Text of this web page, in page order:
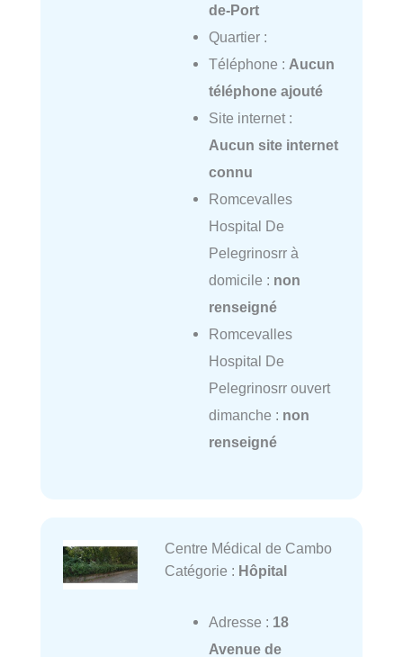
de-Port
Quartier :
Téléphone : Aucun
téléphone ajouté
Site internet :
Aucun site internet
connu
Romcevalles
Hospital De
Pelegrinosrr à
domicile : non
renseigné
Romcevalles
Hospital De
Pelegrinosrr ouvert
dimanche : non
renseigné
Centre Médical de Cambo
Catégorie : Hôpital
Adresse : 18
Avenue de